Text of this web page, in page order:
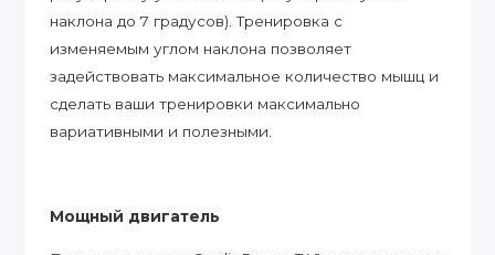
наклона до 7 градусов). Тренировка с
изменяемым углом наклона позволяет
задействовать максимальное количество мышц и
сделать ваши тренировки максимально
вариативными и полезными.
Мощный двигатель